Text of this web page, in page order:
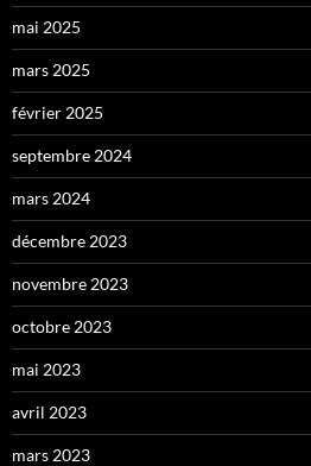
mai 2025
mars 2025
février 2025
septembre 2024
mars 2024
décembre 2023
novembre 2023
octobre 2023
mai 2023
avril 2023
mars 2023